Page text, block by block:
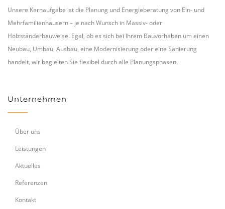
Unsere Kernaufgabe ist die Planung und Energieberatung von Ein- und
Mehrfamilienhäusern – je nach Wunsch in Massiv- oder
Holzständerbauweise. Egal, ob es sich bei Ihrem Bauvorhaben um einen
Neubau, Umbau, Ausbau, eine Modernisierung oder eine Sanierung
handelt, wir begleiten Sie flexibel durch alle Planungsphasen.
Unternehmen
Über uns
Leistungen
Aktuelles
Referenzen
Kontakt